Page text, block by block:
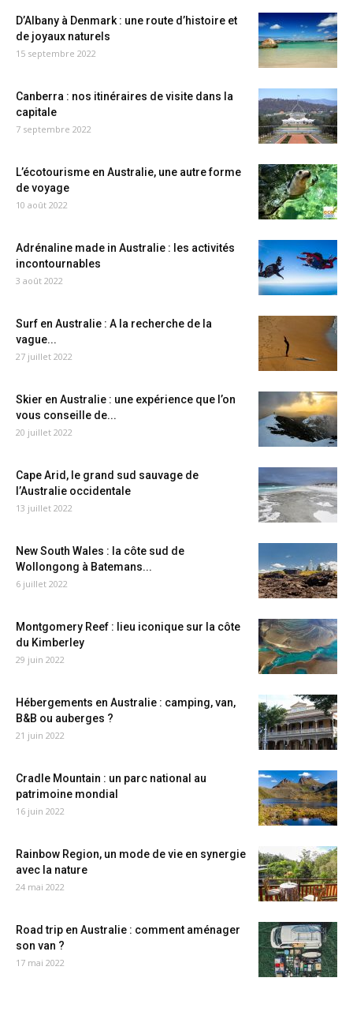
D’Albany à Denmark : une route d’histoire et
de joyaux naturels
15 septembre 2022
Canberra : nos itinéraires de visite dans la
capitale
7 septembre 2022
L’écotourisme en Australie, une autre forme
de voyage
10 août 2022
Adrénaline made in Australie : les activités
incontournables
3 août 2022
Surf en Australie : A la recherche de la
vague...
27 juillet 2022
Skier en Australie : une expérience que l’on
vous conseille de...
20 juillet 2022
Cape Arid, le grand sud sauvage de
l’Australie occidentale
13 juillet 2022
New South Wales : la côte sud de
Wollongong à Batemans...
6 juillet 2022
Montgomery Reef : lieu iconique sur la côte
du Kimberley
29 juin 2022
Hébergements en Australie : camping, van,
B&B ou auberges ?
21 juin 2022
Cradle Mountain : un parc national au
patrimoine mondial
16 juin 2022
Rainbow Region, un mode de vie en synergie
avec la nature
24 mai 2022
Road trip en Australie : comment aménager
son van ?
17 mai 2022